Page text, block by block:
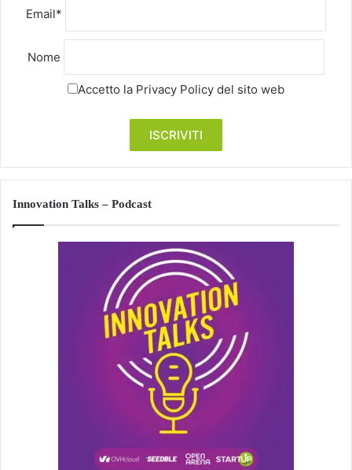
Email*
Nome
Accetto la Privacy Policy del sito web
Innovation Talks – Podcast